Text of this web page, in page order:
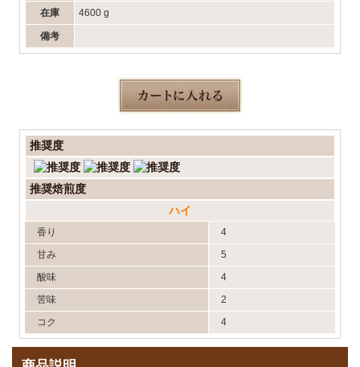
在庫 4600 g
備考
推奨度
推奨焙煎度
ハイ
香り
4
甘み
5
酸味
4
苦味
2
コク
4